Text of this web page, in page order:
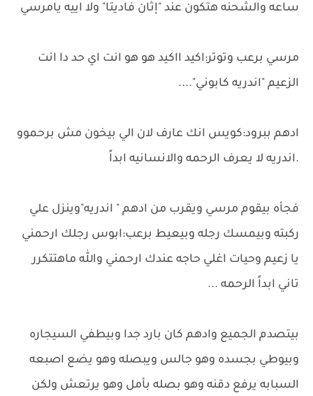
ساعه والشحنه هتكون عند "إثان فاديتا" ولا اييه يامرسي
مرسي برعب وتوتر:اكيد ااكيد هو هو انت اي حد دا انت
الزعيم "اندريه كابوني"....
ادهم ببرود:كويس انك عارف لان الي بيخون مش برحموو
.اندريه لا يعرف الرحمه والانسانيه ابداً
فجأه بيقوم مرسي ويقرب من ادهم " اندريه"وينزل علي
ركبته وبيمسك رجله وبيعيط برعب:ابوس رجلك ارحمني
يا زعيم وحيات اغلي حاجه عندك ارحمني والله ماهتتكرر
تاني ابداً الرحمه ...
بيتصدم الجميع وادهم كان بارد جدا وبيطفي السيجاره
وبيوطي بجسده وهو جالس ويبصله وهو يضع اصبعه
السبابه يرفع دقنه وهو بصله بأمل وهو يرتعش ولكن